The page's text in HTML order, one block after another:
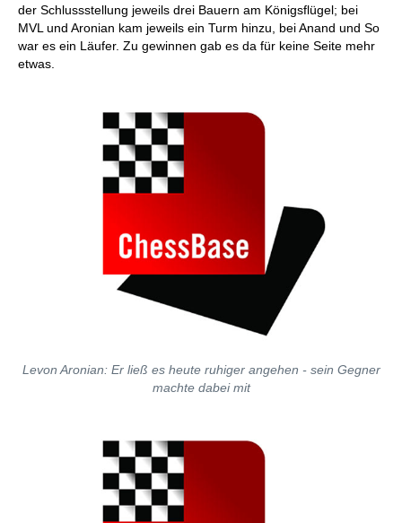
der Schlussstellung jeweils drei Bauern am Königsflügel; bei
MVL und Aronian kam jeweils ein Turm hinzu, bei Anand und So
war es ein Läufer. Zu gewinnen gab es da für keine Seite mehr
etwas.
Levon Aronian: Er ließ es heute ruhiger angehen - sein Gegner
machte dabei mit